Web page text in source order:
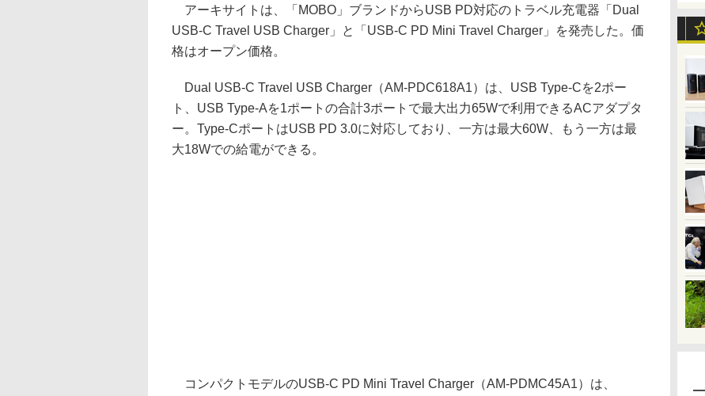
アーキサイトは、「MOBO」ブランドからUSB PD対応のトラベル充電器「Dual
USB-C Travel USB Charger」と「USB-C PD Mini Travel Charger」を発売した。価
格はオープン価格。
Dual USB-C Travel USB Charger（AM-PDC618A1）は、USB Type-Cを2ポー
ト、USB Type-Aを1ポートの合計3ポートで最大出力65Wで利用できるACアダプタ
ー。Type-CポートはUSB PD 3.0に対応しており、一方は最大60W、もう一方は最
大18Wでの給電ができる。
コンパクトモデルのUSB-C PD Mini Travel Charger（AM-PDMC45A1）は、